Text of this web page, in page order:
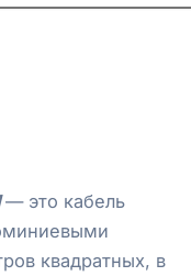
— это кабель
квадратных, в